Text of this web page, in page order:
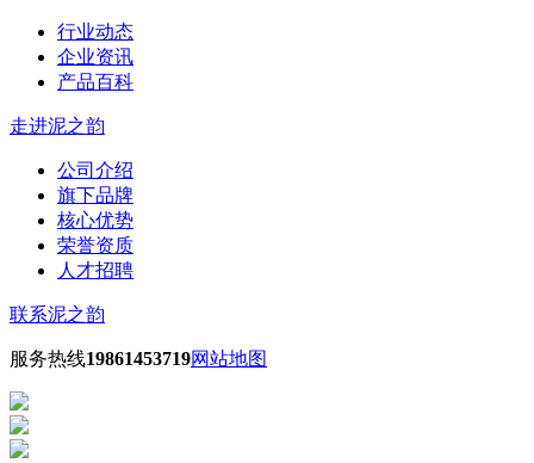
行业动态
企业资讯
产品百科
走进泥之韵
公司介绍
旗下品牌
核心优势
荣誉资质
人才招聘
联系泥之韵
服务热线19861453719网站地图